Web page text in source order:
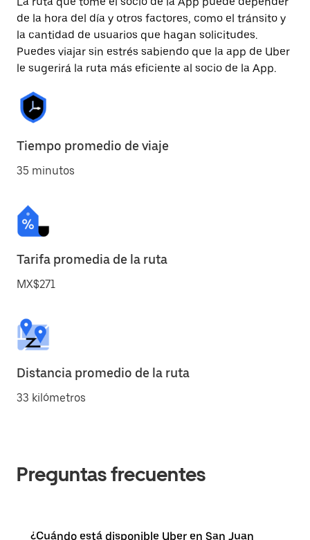
de la hora del día y otros factores, como el tránsito y
la cantidad de usuarios que hagan solicitudes.
Puedes viajar sin estrés sabiendo que la app de Uber
le sugerirá la ruta más eficiente al socio de la App.
Tiempo promedio de viaje
35 minutos
Tarifa promedia de la ruta
MX$271
Distancia promedio de la ruta
33 kilómetros
Preguntas frecuentes
¿Cuándo está disponible Uber en San Juan